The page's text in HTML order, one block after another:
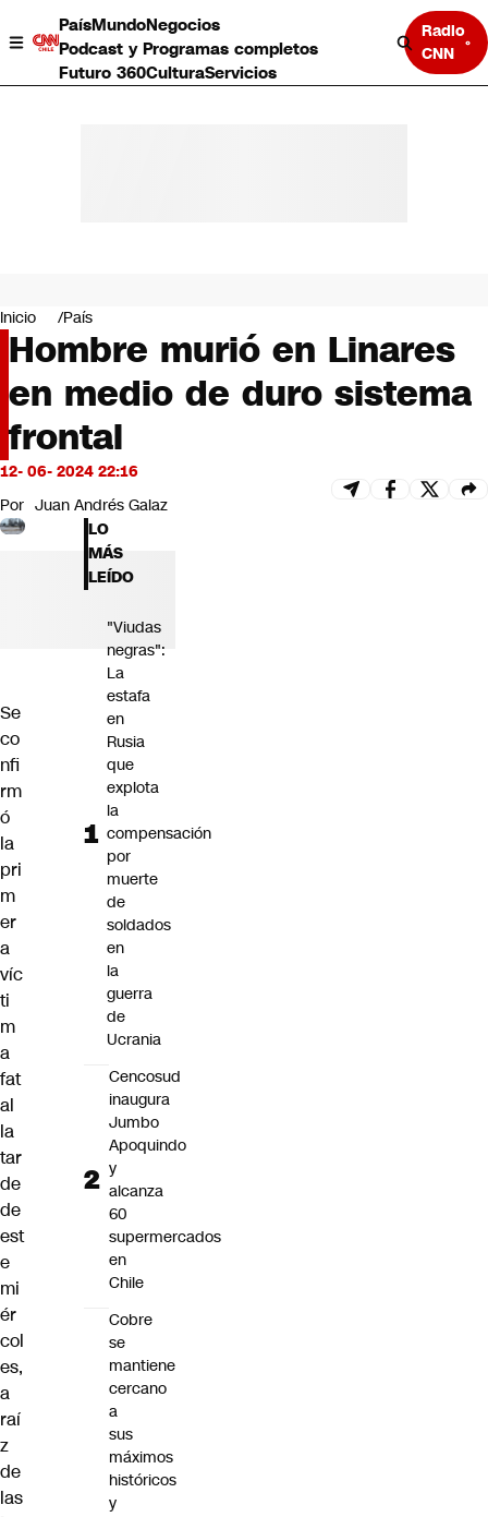
PaísMundoNegocios
Podcast y Programas completos
Futuro 360CulturaServicios
Radio
CNN
Negocios
Deportes
Programas completos
Cultura
Servicios
Bits
CNN tiempo
Futuro 360
Opinión
Inicio País
Hombre murió en Linares
en medio de duro sistema
frontal
12- 06- 2024 22:16
Por Juan Andrés Galaz
Se
co
nfi
rm
ó
la
pri
m
er
a
víc
ti
m
a
fat
al
la
tar
de
de
est
e
mi
ér
col
es,
a
raí
z
de
las
LO
MÁS
LEÍDO
"Viudas
negras":
La
estafa
en
Rusia
que
explota
la
compensación
por
muerte
de
soldados
en
la
guerra
de
Ucrania
Cencosud
inaugura
Jumbo
Apoquindo
y
alcanza
60
supermercados
en
Chile
Cobre
se
mantiene
cercano
a
sus
máximos
históricos
y